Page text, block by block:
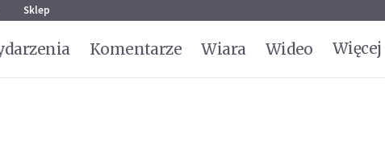
Sklep
Komentarze Wiara Wideo Więcej